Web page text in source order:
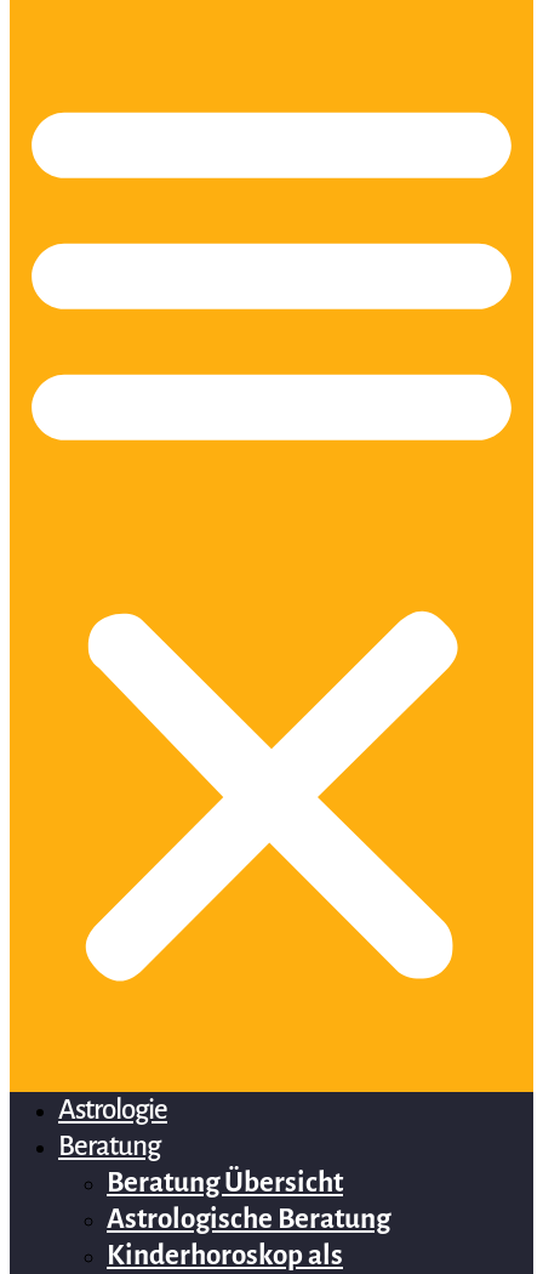
Astrologie
Beratung
Beratung Übersicht
Astrologische Beratung
Kinderhoroskop als